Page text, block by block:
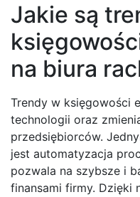
Jakie są
na biura
Trendy w księgowości
technologii oraz
przedsiębiorców.
jest automatyzacja
pozwala na szybsze i
finansami firmy. Dzięki